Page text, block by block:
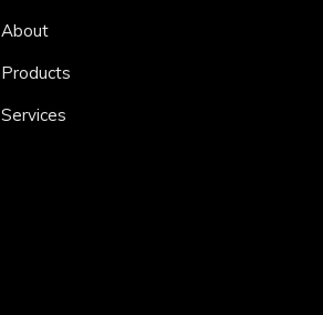
About
Products
Services